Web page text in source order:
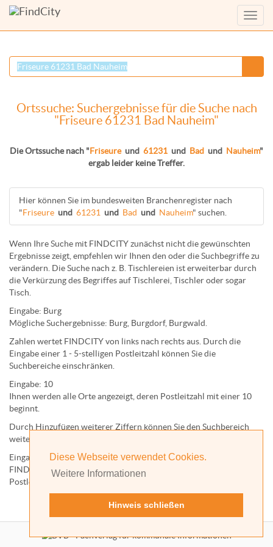
Diese Webseite verwendet Cookies.
Weitere Informationen
Hinweis schließen
Menü
Ortssuche: Suchergebnisse für die Suche nach
"Friseure 61231 Bad Nauheim"
Die Ortssuche nach "Friseure und 61231 und Bad und Nauheim"
ergab leider keine Treffer.
Hier können Sie im bundesweiten Branchenregister nach
"Friseure und 61231 und Bad und Nauheim" suchen.
Wenn Ihre Suche mit FINDCITY zunächst nicht die gewünschten
Ergebnisse zeigt, empfehlen wir Ihnen den oder die Suchbegriffe zu
verändern. Die Suche nach z. B. Tischlereien ist erweiterbar durch
die Verkürzung des Begriffes aufTischlerei Tischleroder sogar
Tisch
Eingabe: Burg
Mögliche Suchergebnisse: Burg Burgdorf, Burgwald.
Zahlen wertet FINDCITY von links nach rechts aus. Durch die
Eingabe einer 1 - 5-stelligen Postleitzahl können Sie die
Suchbereiche einschränken.
Eingabe: 10
Ihnen werden alle Orteangezeigt, deren Postleitzahl mit einer 10
beginnt.
Durch Hinzufügen weiterer Ziffern können Sie den Suchbereich
weiter einschränken.
Eingabe:
10585
FINDCITY präsentiert Ihnen ausschließlich die zu dieser
Postleitzahl gehörende Kommune; in diesem Fall Berlin.